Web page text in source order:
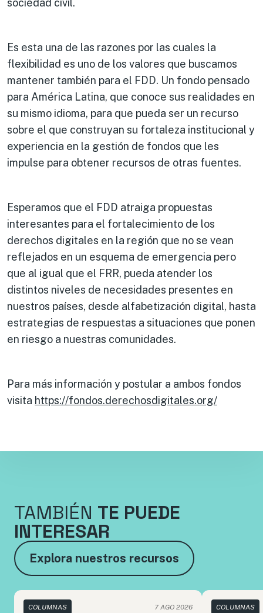
Es esta una de las razones por las cuales la
flexibilidad es uno de los valores que buscamos
mantener también para el FDD. Un fondo pensado
para América Latina, que conoce sus realidades en
su mismo idioma, para que pueda ser un recurso
sobre el que construyan su fortaleza institucional y
experiencia en la gestión de fondos que les
impulse para obtener recursos de otras fuentes.
Esperamos que el FDD atraiga propuestas
interesantes para el fortalecimiento de los
derechos digitales en la región que no se vean
reflejados en un esquema de emergencia pero
que al igual que el FRR, pueda atender los
distintos niveles de necesidades presentes en
nuestros países, desde alfabetización digital, hasta
estrategias de respuestas a situaciones que ponen
en riesgo a nuestras comunidades.
Para más información y postular a ambos fondos
visita https://fondos.derechosdigitales.org/
TAMBIÉN TE PUEDE
INTERESAR
Explora nuestros recursos
COLUMNAS 7 AGO 2026 COLUMNAS